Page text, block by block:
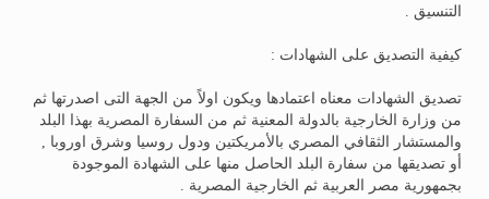
التنسيق .
كيفية التصديق على الشهادات :
تصديق الشهادات معناه اعتمادها ويكون اولاً من الجهة التى اصدرتها ثم
من وزارة الخارجية بالدولة المعنية ثم من السفارة المصرية بهذا البلد
والمستشار الثقافي المصري بالأمريكتين ودول روسيا وشرق اوروبا ,
أو تصديقها من سفارة البلد الحاصل منها على الشهادة الموجودة
بجمهورية مصر العربية ثم الخارجية المصرية .